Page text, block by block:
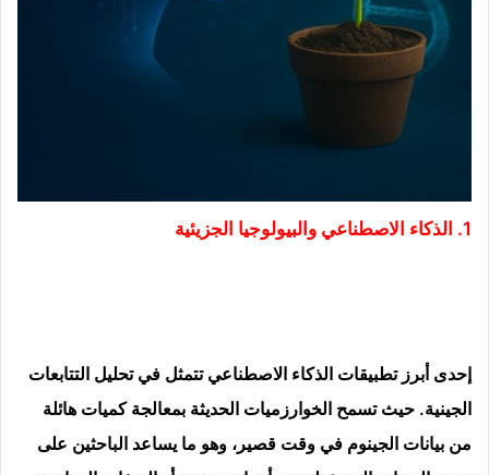
1. الذكاء الاصطناعي والبيولوجيا الجزيئية
إحدى أبرز تطبيقات الذكاء الاصطناعي تتمثل في تحليل التتابعات
الجينية. حيث تسمح الخوارزميات الحديثة بمعالجة كميات هائلة
من بيانات الجينوم في وقت قصير، وهو ما يساعد الباحثين على